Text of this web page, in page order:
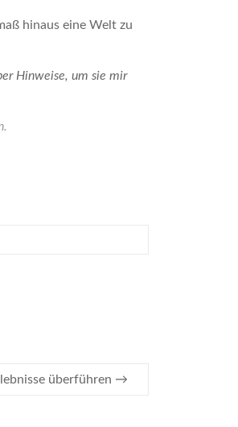
hinaus eine Welt zu
Hinweise, um sie mir
überführen →